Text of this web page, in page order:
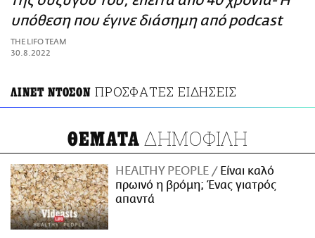
ΑΜΠΑ
PRINT
υπόθεση που έγινε διάσημη από podcast
THE LIFO TEAM
30.8.2022
ΛΙΝΕΤ ΝΤΟΣΟΝ ΠΡΟΣΦΑΤΕΣ ΕΙΔΗΣΕΙΣ
ΘΕΜΑΤΑ ΔΗΜΟΦΙΛΗ
HEALTHY PEOPLE
Είναι καλό
πρωινό η βρόμη; Ένας γιατρός
απαντά